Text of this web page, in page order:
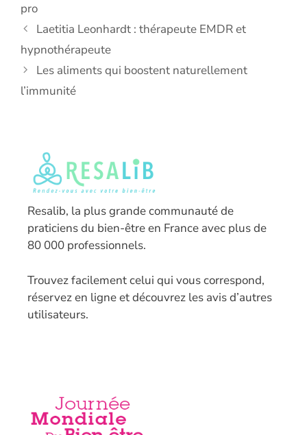
pro
Laetitia Leonhardt : thérapeute EMDR et
hypnothérapeute
Les aliments qui boostent naturellement
l’immunité
Resalib, la plus grande communauté de
praticiens du bien-être en France avec plus de
80 000 professionnels.
Trouvez facilement celui qui vous correspond,
réservez en ligne et découvrez les avis d’autres
utilisateurs.